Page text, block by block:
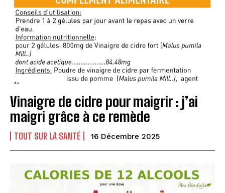
Vinaigre de cidre pour maigrir : j’ai
maigri grâce à ce remède
TOUT SUR LA SANTÉ 16 Décembre 2025